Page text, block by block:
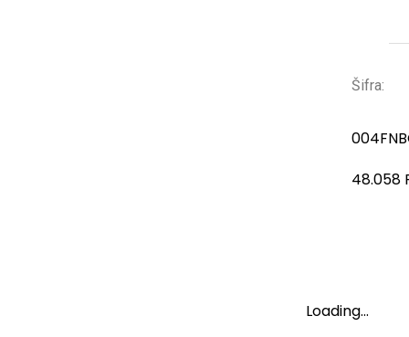
Šifra:
48.058
Loading...